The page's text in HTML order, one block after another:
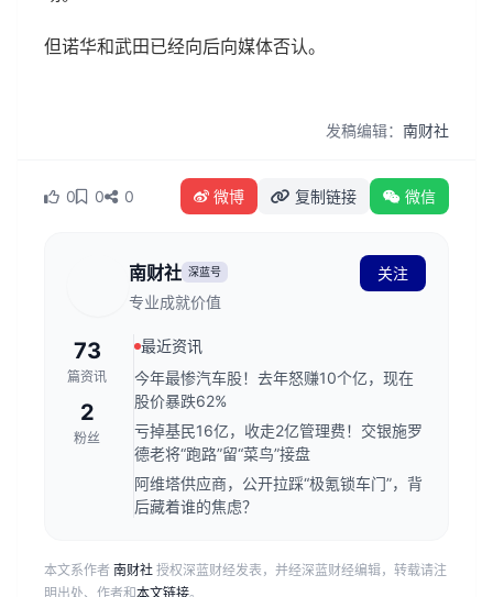
但诺华和武田已经向后向媒体否认。
发稿编辑： 南财社
0 0 0 微博 复制链接 微信
南财社 深蓝号
专业成就价值
关注
73
篇资讯
2
粉丝
最近资讯
今年最惨汽车股！去年怒赚10个亿，现在
股价暴跌62%
亏掉基民16亿，收走2亿管理费！交银施罗
德老将“跑路”留“菜鸟”接盘
阿维塔供应商，公开拉踩“极氪锁车门”，背
后藏着谁的焦虑？
本文系作者 南财社 授权深蓝财经发表，并经深蓝财经编辑，转载请注
明出处、作者和本文链接。